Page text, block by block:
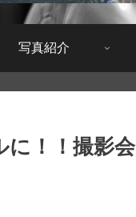
写真紹介
に！！撮影会